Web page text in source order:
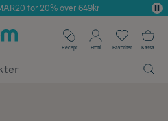
inom Skönhet
för 20% över 649kr
Fri frakt
på alla köp*
Recept Profil Favoriter Kassa